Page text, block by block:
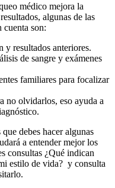
médico mejora la
algunas de las
cuenta son:
resultados anteriores.
de sangre y exámenes
familiares para focalizar
no olvidarlos, eso ayuda a
debes hacer algunas
a entender mejor los
consultas ¿Qué indican
estilo de vida? y consulta